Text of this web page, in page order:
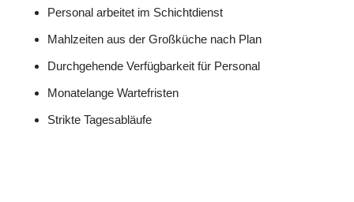
Personal arbeitet im Schichtdienst
Mahlzeiten aus der Großküche nach Plan
Durchgehende Verfügbarkeit für Personal
Monatelange Wartefristen
Strikte Tagesabläufe